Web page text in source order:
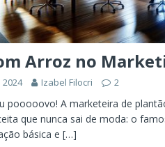
Arroz no
Izabel Filocri 2
pooooovo! A marketeira de
que nunca sai de moda: o
básica e[…]